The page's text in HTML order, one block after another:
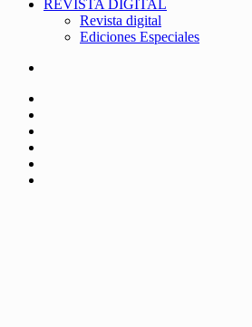
REVISTA DIGITAL
Revista digital
Ediciones Especiales